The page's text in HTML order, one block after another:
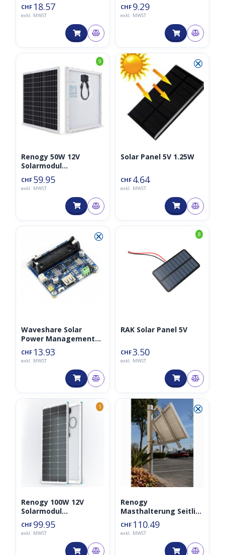
CHF 18.57
exkl. MWST
CHF 9.29
exkl. MWST
9
Renogy 50W 12V
Solarmodul
Monokristallin
CHF 59.95
exkl. MWST
⮿
Solar Panel 5V 1.25W
CHF 4.64
exkl. MWST
⮿
Waveshare Solar
Power Management
Modul, für 6V~24V
Solarpanel
CHF 13.93
exkl. MWST
8
RAK Solar Panel 5V
CHF3.50
exkl. MWST
1
Renogy 100W 12V
Solarmodul
Monokristallin
CHF 99.95
exkl. MWST
⮿
Renogy
Masthalterung Seitlich
für Solarmodul
CHF 110.49
exkl. MWST